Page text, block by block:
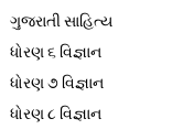
ગુજરાતી સાહિત્ય
ધોરણ ૬ વિજ્ઞાન
ધોરણ ૭ વિજ્ઞાન
ધોરણ ૮ વિજ્ઞાન